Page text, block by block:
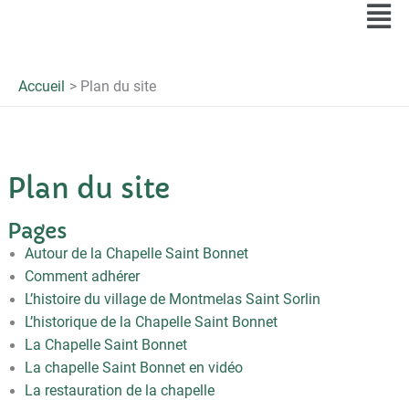
Accueil Plan du site
Plan du site
Pages
Autour de la Chapelle Saint Bonnet
Comment adhérer
L’histoire du village de Montmelas Saint Sorlin
L’historique de la Chapelle Saint Bonnet
La Chapelle Saint Bonnet
La chapelle Saint Bonnet en vidéo
La restauration de la chapelle